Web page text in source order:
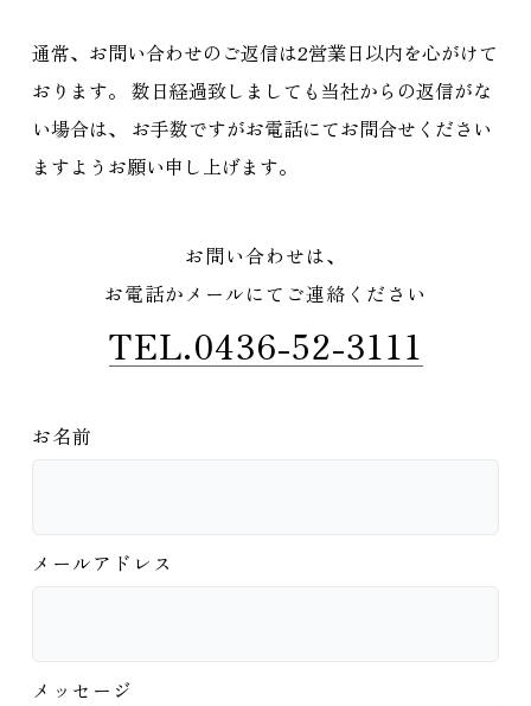
通常、お問い合わせのご返信は2営業日以内を心がけて
おります。 数日経過致しましても当社からの返信がな
い場合は、
お手数ですがお電話にてお問合せください
ますようお願い申し上げます。
お問い合わせは、
お電話かメールにてご連絡ください
TEL.0436-52-3111
お名前
メールアドレス
メッセージ